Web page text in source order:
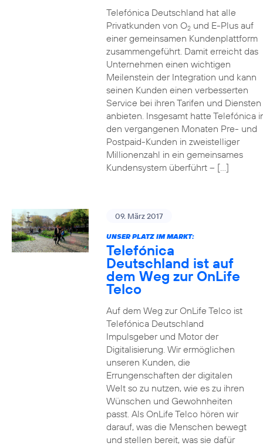
Telefónica Deutschland hat alle
Privatkunden von O2und E-Plus auf
einer gemeinsamen Kundenplattform
zusammengeführt. Damit erreicht das
Unternehmen einen wichtigen
Meilenstein der Integration und kann
seinen Kunden einen verbesserten
Service bei ihren Tarifen und Diensten
anbieten. Insgesamt hatte Telefónica
den vergangenen Monaten Pre- und
Postpaid-Kunden in zweistelliger
Millionenzahl in ein gemeinsames
Kundensystem überführt – […]
09. März 2017
UNSER PLATZ IM MARKT:
Telefónica
Deutschland ist auf
dem Weg zur OnLife
Telco
Auf dem Weg zur OnLife Telco ist
Telefónica Deutschland
Impulsgeber und Motor der
Digitalisierung. Wir ermöglichen
unseren Kunden, die
Errungenschaften der digitalen
Welt so zu nutzen, wie es zu ihren
Wünschen und Gewohnheiten
passt. Als OnLife Telco hören wir
darauf, was die Menschen bewegt
und stellen bereit, was sie dafür